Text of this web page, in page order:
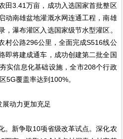
田3.41万亩，成功入选国家首批整区
动南雄盆地灌溉水网连通工程，南雄
，瀑布灌区入选国家级节水型灌区。
村公路296公里，全面完成S516线公
即将建成通车，成功创建第二批全国
实信息化基础设施，全市208个行政
5G覆盖率达到100%。
动力更加充足
新争取10项省级改革试点。深化农